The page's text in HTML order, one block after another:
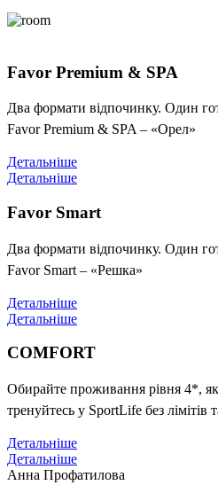
Favor Premium & SPA
Два формати відпочинку. Один
Favor Premium & SPA – «Орел»
Детальніше
Детальніше
Favor Smart
Два формати відпочинку. Один
Favor Smart – «Решка»
Детальніше
Детальніше
COMFORT
Обирайте проживання рівня 4*,
тренуйтесь у SportLife без лімітів
Детальніше
Детальніше
Анна Профатилова